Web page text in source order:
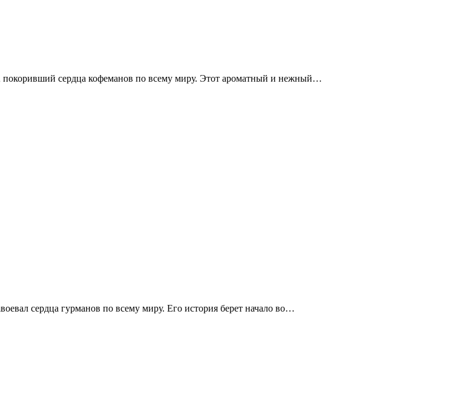
сердца кофеманов по всему миру. Этот ароматный и нежный…
сердца гурманов по всему миру. Его история берет начало во…